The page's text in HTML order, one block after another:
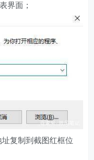
界面；
复制到截图红框位